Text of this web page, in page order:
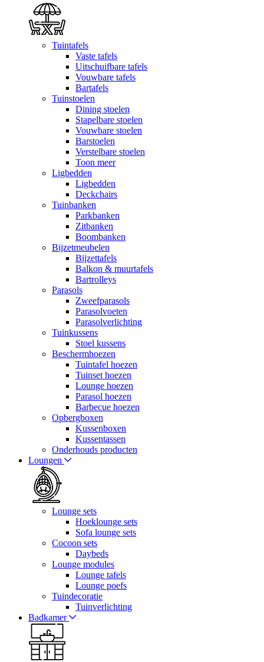
Tuintafels
Vaste tafels
Uitschuifbare tafels
Vouwbare tafels
Bartafels
Tuinstoelen
Dining stoelen
Stapelbare stoelen
Vouwbare stoelen
Barstoelen
Verstelbare stoelen
Toon meer
Ligbedden
Ligbedden
Deckchairs
Tuinbanken
Parkbanken
Zitbanken
Boombanken
Bijzetmeubelen
Bijzettafels
Balkon & muurtafels
Bartrolleys
Parasols
Zweefparasols
Parasolvoeten
Parasolverlichting
Tuinkussens
Stoel kussens
Beschermhoezen
Tuintafel hoezen
Tuinset hoezen
Lounge hoezen
Parasol hoezen
Barbecue hoezen
Opbergboxen
Kussenboxen
Kussentassen
Onderhouds producten
Loungen
Lounge sets
Hoeklounge sets
Sofa lounge sets
Cocoon sets
Daybeds
Lounge modules
Lounge tafels
Lounge poefs
Tuindecoratie
Tuinverlichting
Badkamer